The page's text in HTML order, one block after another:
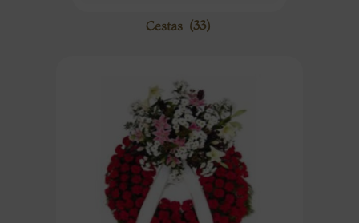
Cestas (33)